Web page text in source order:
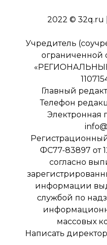
2022 © 32q.ru
Учредитель
ограниченной
Главный
Телефон
Электронная
ФС77-83897 от
согласно
информации
службой по
массовых
Написать